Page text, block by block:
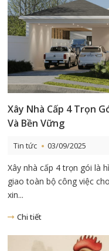
Xây Nhà Cấp 4 Trọn
Và Bền Vững
Tin tức 03/09/2025
Xây nhà cấp 4 trọn gói là
giao toàn bộ công việc
xin...
Chi tiết